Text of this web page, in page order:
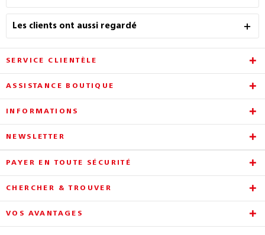
Les clients ont aussi regardé
SERVICE CLIENTÈLE
ASSISTANCE BOUTIQUE
INFORMATIONS
NEWSLETTER
PAYER EN TOUTE SÉCURITÉ
CHERCHER & TROUVER
VOS AVANTAGES